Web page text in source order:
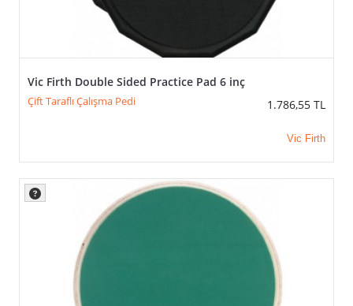
Vic Firth Double Sided Practice Pad 6 inç
Çift Taraflı Çalışma Pedi 1.786,55 TL
Vic Firth